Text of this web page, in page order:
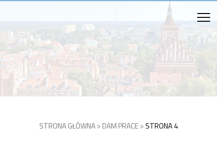
STRONA GŁÓWNA>DAM PRACE >STRONA 4